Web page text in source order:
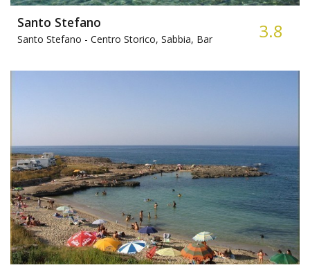
Santo Stefano
Santo Stefano - Centro Storico, Sabbia, Bar 3.8